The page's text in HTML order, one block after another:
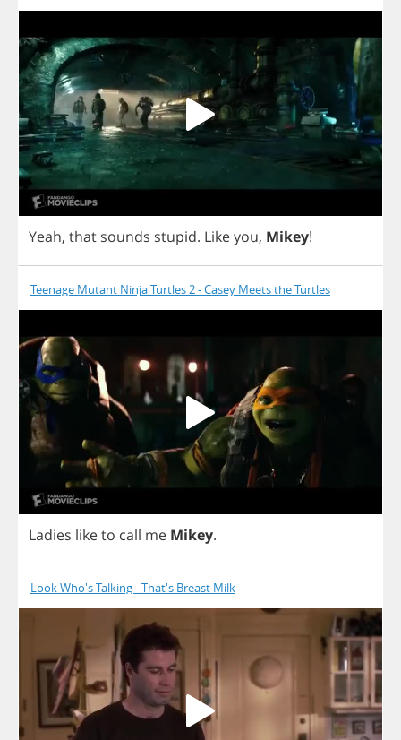
Yeah, that sounds stupid. Likeyou, Mikey!
Teenage Mutant Ninja Turtles 2 - Casey Meets the Turtles
Ladies liketo call me Mikey.
Look Who's Talking - That's Breast Milk